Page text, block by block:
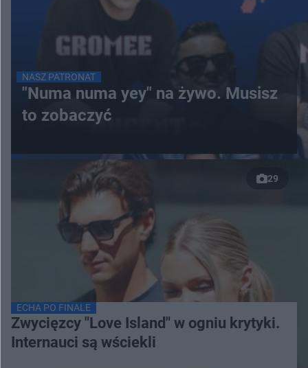
NASZ PATRONAT
"Numa numa yey" na żywo. Musisz
to zobaczyć
29
ECHA PO FINALE
Zwycięzcy "Love Island" w ogniu krytyki.
Internauci są wściekli